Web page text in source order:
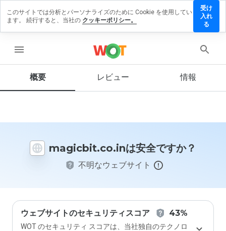
menu
概要 レビュー 情報
magicbit.co.inは安全ですか？
不明なウェブサイト
ウェブサイトのセキュリティスコア 43%
WOT のセキュリティ スコアは、当社独自のテクノロ
ビュー
す
この
イト
価し
ます
か？
このサイトでは分析とパーソナライズのために Cookie を使用してい
ます。 続行すると、当社の クッキーポリシー。
受け
入れ
る